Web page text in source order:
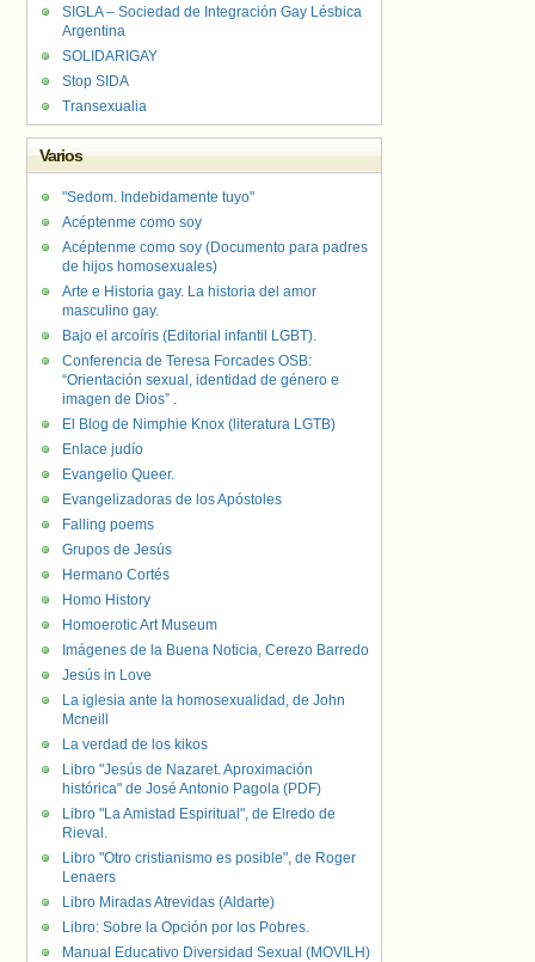
SIGLA – Sociedad de Integración Gay Lésbica
Argentina
SOLIDARIGAY
Stop SIDA
Transexualia
Varios
"Sedom. Indebidamente tuyo"
Acéptenme como soy
Acéptenme como soy (Documento para padres
de hijos homosexuales)
Arte e Historia gay. La historia del amor
masculino gay.
Bajo el arcoíris (Editorial infantil LGBT).
Conferencia de Teresa Forcades OSB:
“Orientación sexual, identidad de género e
imagen de Dios” .
El Blog de Nimphie Knox (literatura LGTB)
Enlace judío
Evangelio Queer.
Evangelizadoras de los Apóstoles
Falling poems
Grupos de Jesús
Hermano Cortés
Homo History
Homoerotic Art Museum
Imágenes de la Buena Noticia, Cerezo Barredo
Jesús in Love
La iglesia ante la homosexualidad, de John
Mcneill
La verdad de los kikos
Libro "Jesús de Nazaret. Aproximación
histórica" de José Antonio Pagola (PDF)
Libro "La Amistad Espiritual", de Elredo de
Rieval.
Libro "Otro cristianismo es posible", de Roger
Lenaers
Libro Miradas Atrevidas (Aldarte)
Libro: Sobre la Opción por los Pobres.
Manual Educativo Diversidad Sexual (MOVILH)